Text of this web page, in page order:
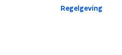
Regelgeving